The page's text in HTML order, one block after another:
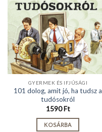
GYERMEK ÉS IFJÚSÁGI
101 dolog, amit jó, ha tudsz a
tudósokról
1590Ft
KOSÁRBA